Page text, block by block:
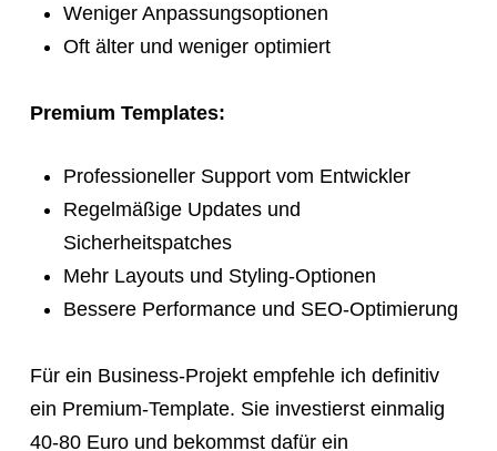
Weniger Anpassungsoptionen
Oft älter und weniger optimiert
Premium Templates:
Professioneller Support vom Entwickler
Regelmäßige Updates und
Sicherheitspatches
Mehr Layouts und Styling-Optionen
Bessere Performance und SEO-Optimierung
Für ein Business-Projekt empfehle ich definitiv
ein Premium-Template. Sie investierst einmalig
40-80 Euro und bekommst dafür ein